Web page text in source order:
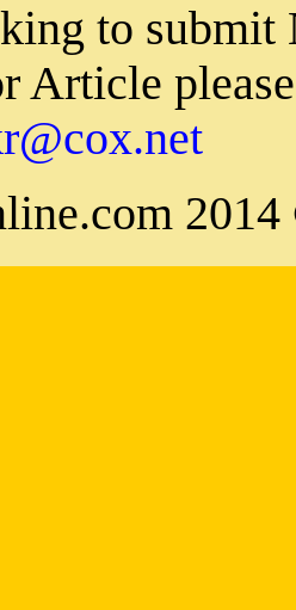
to submit
Article
©